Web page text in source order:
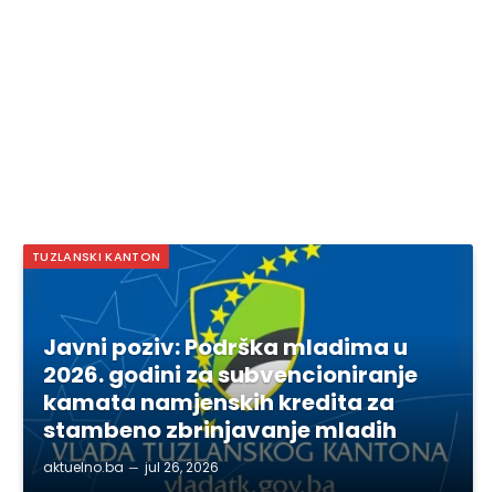
TUZLANSKI KANTON
Javni poziv: Podrška mladima u
2026. godini za subvencioniranje
kamata namjenskih kredita za
stambeno zbrinjavanje mladih
aktuelno.ba jul 26, 2026